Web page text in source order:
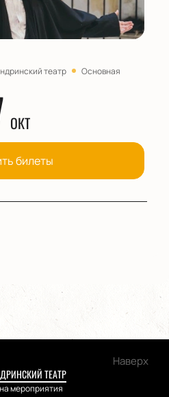
театр
Основная
ОКТ
билеты
Наверх
ТЕАТР
мероприятия